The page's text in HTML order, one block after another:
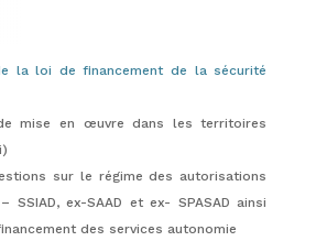
la loi de financement de la sécurité
mise en œuvre dans les territoires
sur le régime des autorisations
SSIAD, ex-SAAD et ex- SPASAD ainsi
des services autonomie